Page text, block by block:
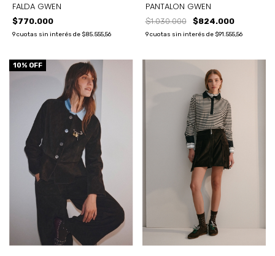
FALDA GWEN
$770.000
9cuotas sin interés de $85.555,56
PANTALON GWEN
$1.030.000 $824.000
9 cuotas sin interés de $91.555,56
10% OFF